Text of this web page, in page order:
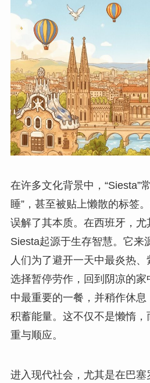
在许多文化背景中，“Siesta”
睡”，甚至被贴上懒散的标签
误解了其本质。在西班牙，尤
Siesta起源于生存智慧。它来
人们为了避开一天中最炎热、
选择暂停劳作，回到阴凉的
中最重要的一餐，并稍作休
积蓄能量。这不仅不是懒惰
重与顺应。
进入现代社会，尤其是在巴